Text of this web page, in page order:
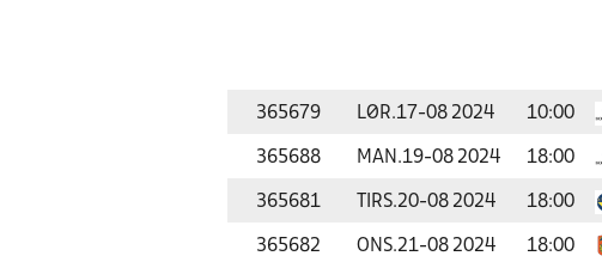
365679 LØR.17-08 2024 10:00
365688 MAN.19-08 2024 18:00
365681 TIRS.20-08 2024 18:00
365682 ONS.21-08 2024 18:00